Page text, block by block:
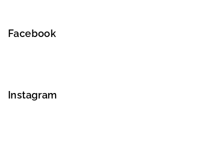
Facebook
Instagram